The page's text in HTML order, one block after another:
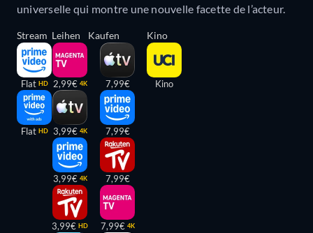
universelle qui montre une nouvelle facette de l’acteur.
Stream
Flat HD
Flat HD
Leihen
2,99€ 4K
3,99€ 4K
3,99€ 4K
3,99€ HD
Kaufen
7,99€
7,99€
7,99€
7,99€ 4K
Kino
Kino